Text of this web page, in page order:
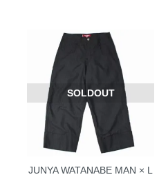
SOLDOUT
JUNYA WATANABE MAN × L